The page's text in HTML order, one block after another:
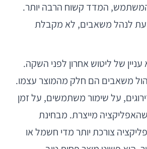
המדד קשוח הרבה יותר.
לנהל משאבים, לא מקבלת
לא עניין של ליטוש אחרון לפני השקה.
משאבים הם חלק מהמוצר עצמו.
על שימור משתמשים, על זמן
מייצרת. מבחינת
צורכת יותר מדי חשמל או